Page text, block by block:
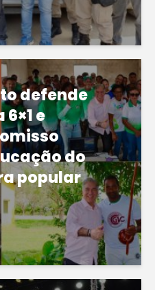
defende
e
do
popular